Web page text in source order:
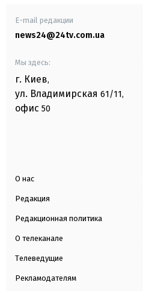
E-mail редакции
news24@24tv.com.ua
Мы здесь:
г. Киев,
ул. Владимирская 61/11,
офис 50
О нас
Редакция
Редакционная политика
О телеканале
Телеведущие
Рекламодателям